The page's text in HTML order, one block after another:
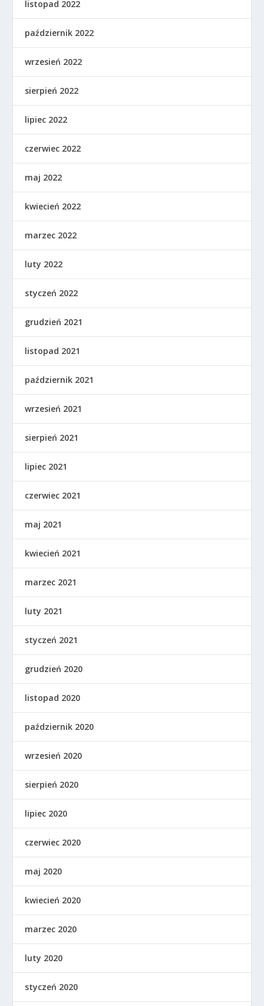
listopad 2022
październik 2022
wrzesień 2022
sierpień 2022
lipiec 2022
czerwiec 2022
maj 2022
kwiecień 2022
marzec 2022
luty 2022
styczeń 2022
grudzień 2021
listopad 2021
październik 2021
wrzesień 2021
sierpień 2021
lipiec 2021
czerwiec 2021
maj 2021
kwiecień 2021
marzec 2021
luty 2021
styczeń 2021
grudzień 2020
listopad 2020
październik 2020
wrzesień 2020
sierpień 2020
lipiec 2020
czerwiec 2020
maj 2020
kwiecień 2020
marzec 2020
luty 2020
styczeń 2020